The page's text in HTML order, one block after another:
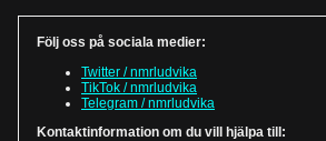
Följ oss på sociala medier:
Twitter / nmrludvika
TikTok / nmrludvika
Telegram / nmrludvika
Kontaktinformation om du vill hjälpa till: